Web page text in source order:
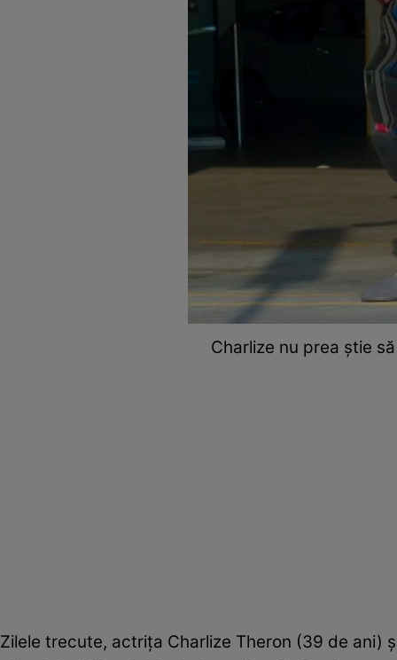
Charlize nu prea știe
Zilele trecute, actrița Charlize Theron (39 de ani)